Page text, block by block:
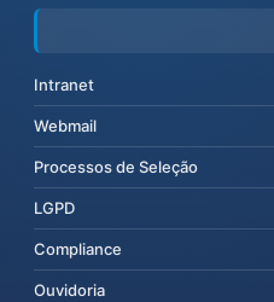
Intranet
Webmail
Processos de Seleção
LGPD
Compliance
Ouvidoria